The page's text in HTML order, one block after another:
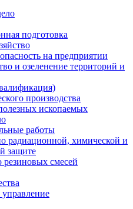
подготовка
на предприятии
и озеленение территорий и
производства
ископаемых
работы
радиационной, химической и
защите
резиновых смесей